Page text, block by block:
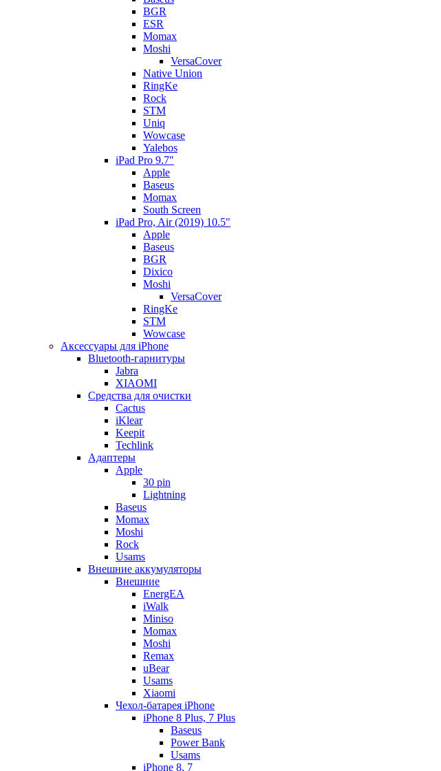
BGR
ESR
Momax
Moshi
VersaCover
Native Union
RingKe
Rock
STM
Uniq
Wowcase
Yalebos
iPad Pro 9.7"
Apple
Baseus
Momax
South Screen
iPad Pro, Air (2019) 10.5"
Apple
Baseus
BGR
Dixico
Moshi
VersaCover
RingKe
STM
Wowcase
Аксессуары для iPhone
Bluetooth-гарнитуры
Jabra
XIAOMI
Cредства для очистки
Cactus
iKlear
Keepit
Techlink
Адаптеры
Apple
30 pin
Lightning
Baseus
Momax
Moshi
Rock
Usams
Внешние аккумуляторы
Внешние
EnergEA
iWalk
Miniso
Momax
Moshi
Remax
uBear
Usams
Xiaomi
Чехол-батарея iPhone
iPhone 8 Plus, 7 Plus
Baseus
Power Bank
Usams
iPhone 8, 7